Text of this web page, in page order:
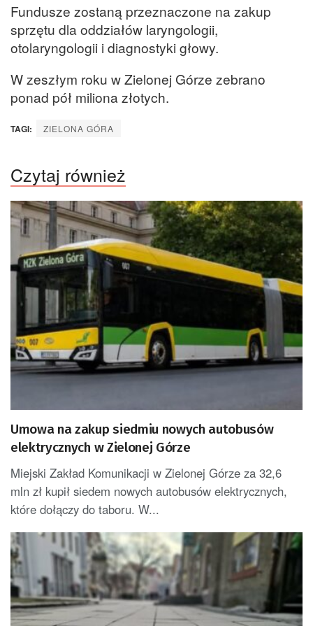
Fundusze zostaną przeznaczone na zakup
sprzętu dla oddziałów laryngologii,
otolaryngologii i diagnostyki głowy.
W zeszłym roku w Zielonej Górze zebrano
ponad pół miliona złotych.
TAGI: ZIELONA GÓRA
Czytaj również
Umowa na zakup siedmiu nowych autobusów
elektrycznych w Zielonej Górze
Miejski Zakład Komunikacji w Zielonej Górze za 32,6
mln zł kupił siedem nowych autobusów elektrycznych,
które dołączy do taboru. W...